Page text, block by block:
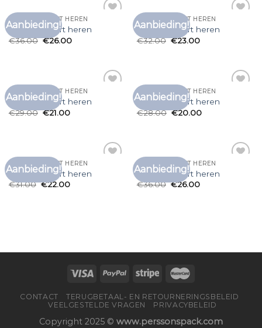
Aanbieding!
ZEEMAN T SHIRT HEREN
zeeman t shirt heren
€36.00 €26.00
Aanbieding!
ZEEMAN T SHIRT HEREN
zeeman t shirt heren
€32.00 €23.00
Aanbieding!
ZEEMAN T SHIRT HEREN
zeeman t shirt heren
€29.00 €21.00
Aanbieding!
ZEEMAN T SHIRT HEREN
zeeman t shirt heren
€28.00 €20.00
Aanbieding!
ZEEMAN T SHIRT HEREN
zeeman t shirt heren
€31.00 €22.00
Aanbieding!
ZEEMAN T SHIRT HEREN
zeeman t shirt heren
€36.00 €26.00
CONTACT
TERUGBETAAL- EN RETOURNERINGSBELEID
VEELGESTELDE VRAGEN
PRIVACYBELEID
Copyright 2025 © www.perssonspack.com